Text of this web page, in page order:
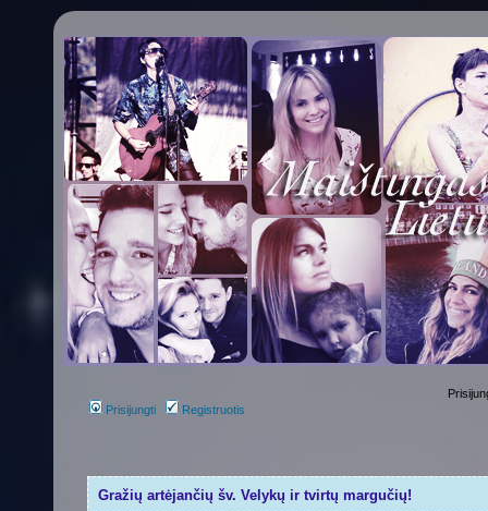
Prisijungti Registruotis
Gražių artėjančių šv. Velykų ir tvirtų margučių!